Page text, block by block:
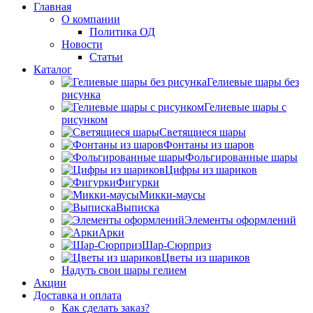
Главная
О компании
Политика ОД
Новости
Статьи
Каталог
Гелиевые шары без
рисунка
Гелиевые шары с
рисунком
Светящиеся шары
Фонтаны из шаров
Фольгированные шары
Цифры из шариков
Фигурки
Микки-маусы
Выписка
Элементы оформлений
Арки
Шар-Сюрприз
Цветы из шариков
Надуть свои шары гелием
Акции
Доставка и оплата
Как сделать заказ?